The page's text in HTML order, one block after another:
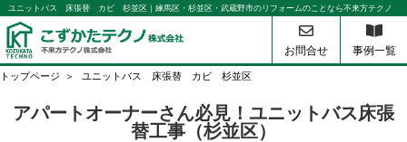
ユニットバス 床張替 カビ 杉並区｜練馬区・杉並区・武蔵野市のリフォームのことなら不来方テクノ
お問合せ 事例一覧
トップページ ユニットバス 床張替 カビ 杉並区
アパートオーナーさん必見！ユニットバス床張
替工事（杉並区）